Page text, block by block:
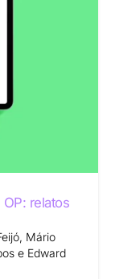
relatos
Mário
e Edward